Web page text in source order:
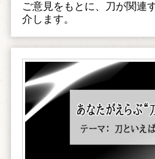
ご意見をもとに、刀が関連
介します。